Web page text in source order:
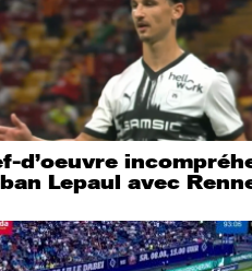
d’oeuvre
Lepaul avec